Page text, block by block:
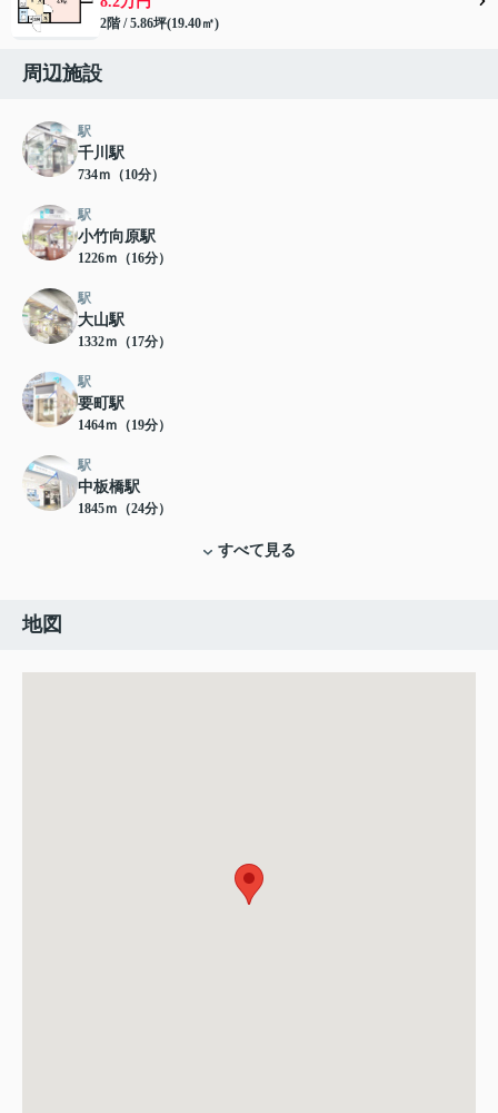
2階 / 5.86坪(19.40㎡)
周辺施設
駅
千川駅
734ｍ（10分）
駅
小竹向原駅
1226ｍ（16分）
駅
大山駅
1332ｍ（17分）
駅
要町駅
1464ｍ（19分）
駅
中板橋駅
1845ｍ（24分）
すべて見る
地図